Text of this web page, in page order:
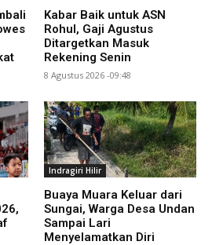
Kabar Baik untuk ASN
Rohul, Gaji Agustus
Ditargetkan Masuk
Rekening Senin
8 Agustus 2026 -09:48
Indragiri Hilir
Buaya Muara Keluar dari
Sungai, Warga Desa Undan
Sampai Lari
Menyelamatkan Diri